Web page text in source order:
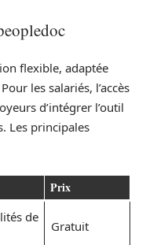
flexible, adaptée
les salariés, l’accès
d’intégrer l’outil
Les principales
Prix
de
Gratuit